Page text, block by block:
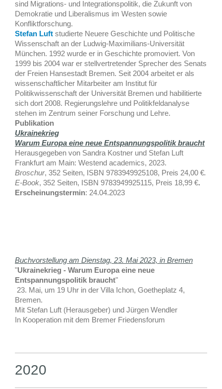
sind Migrations- und Integrationspolitik, die Zukunft von
Demokratie und Liberalismus im Westen sowie
Konfliktforschung.
Stefan Luft studierte Neuere Geschichte und Politische
Wissenschaft an der Ludwig-Maximilians-Universität
München. 1992 wurde er in Geschichte promoviert. Von
1999 bis 2004 war er stellvertretender Sprecher des Senats
der Freien Hansestadt Bremen. Seit 2004 arbeitet er als
wissenschaftlicher Mitarbeiter am Institut für
Politikwissenschaft der Universität Bremen und habilitierte
sich dort 2008. Regierungslehre und Politikfeldanalyse
stehen im Zentrum seiner Forschung und Lehre.
Publikation
Ukrainekrieg
Warum Europa eine neue Entspannungspolitik braucht
Herausgegeben von Sandra Kostner und Stefan Luft
Frankfurt am Main: Westend academics, 2023.
Broschur, 352 Seiten, ISBN 9783949925108, Preis 24,00 €.
E-Book, 352 Seiten, ISBN 9783949925115, Preis 18,99 €.
Erscheinungstermin: 24.04.2023
Buchvorstellung am Dienstag, 23. Mai 2023, in Bremen
"Ukrainekrieg - Warum Europa eine neue
Entspannungspolitik braucht"
23. Mai, um 19 Uhr in der Villa Ichon, Goetheplatz 4,
Bremen.
Mit Stefan Luft (Herausgeber) und Jürgen Wendler
In Kooperation mit dem Bremer Friedensforum
2020